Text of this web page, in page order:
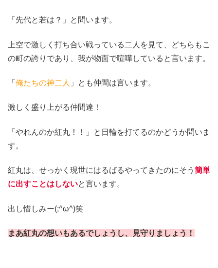
「先代と若は？」と問います。
上空で激しく打ち合い戦っている二人を見て、どちらもこ
の町の誇りであり、我が物面で喧嘩していると言います。
「 俺たちの神二人 」とも仲間は言います。
激しく盛り上がる仲間達！
「やれんのか紅丸！！」と日輪を打てるのかどうか問いま
す。
紅丸は、せっかく現世にはるばるやってきたのにそう 簡単
に出すことはしないと言います。
出し惜しみー(;^ω^)笑
まあ紅丸の想いもあるでしょうし、見守りましょう！